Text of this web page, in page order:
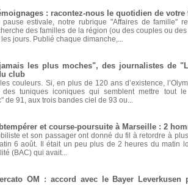
: racontez-nous le quotidien de votre
pause estivale, notre rubrique "Affaires de famille"
des familles de la région (ou des couples ou
jours. Publié chaque dimanche,...
les plus moches", des journalistes de
club
couleurs. Si, en plus de 120 ans d’existence,
des tuniques iconiques qui semblent mettre tout
de 91, aux trois bandes ciel de 93 ou...
et course-poursuite à Marseille : 2
et son passager ont donné du fil à retordre à
6 août. Il était un peu plus de 2 heures du matin
(BAC) qui avait...
OM : accord avec le Bayer